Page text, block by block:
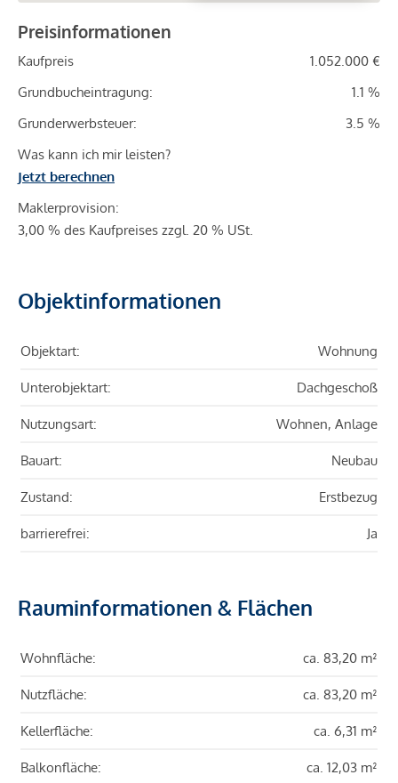
Preisinformationen
Kaufpreis
1.052.000 €
Grundbucheintragung:
1.1 %
Grunderwerbsteuer:
3.5 %
Was kann ich mir leisten?
Jetzt berechnen
Maklerprovision:
3,00 % des Kaufpreises zzgl. 20 % USt.
Objektinformationen
Objektart: Wohnung
Unterobjektart: Dachgeschoß
Nutzungsart: Wohnen, Anlage
Bauart: Neubau
Zustand: Erstbezug
barrierefrei: Ja
Rauminformationen & Flächen
Wohnfläche: ca. 83,20 m²
Nutzfläche: ca. 83,20 m²
Kellerfläche: ca. 6,31 m²
Balkonfläche: ca. 12,03 m²